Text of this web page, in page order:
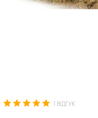
1 ВІДГУК